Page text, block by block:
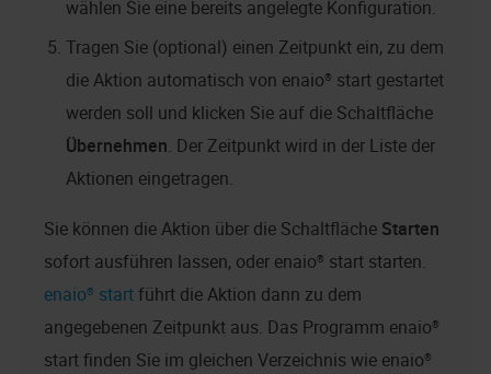
wählen Sie eine bereits angelegte Konfiguration.
Tragen Sie (optional) einen Zeitpunkt ein, zu dem
die Aktion automatisch von enaio® start gestartet
werden soll und klicken Sie auf die Schaltfläche
Übernehmen. Der Zeitpunkt wird in der Liste der
Aktionen eingetragen.
Sie können die Aktion über die Schaltfläche Starten
sofort ausführen lassen, oder enaio® start starten.
enaio® startführt die Aktion dann zu dem
angegebenen Zeitpunkt aus. Das Programm enaio®
startfinden Sie im gleichen Verzeichnis wie enaio®